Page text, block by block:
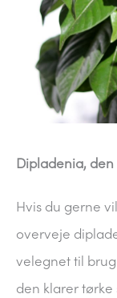
Dipladenia,
Hvis du gerne
overveje
velegnet til
den klarer